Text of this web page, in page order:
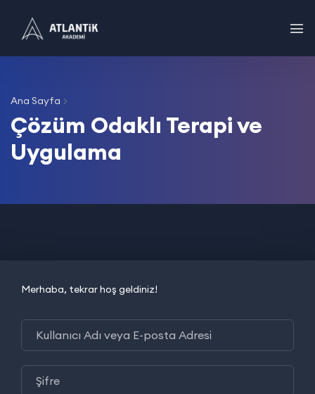
Ana Sayfa
Çözüm Odaklı Terapi ve
Uygulama
Merhaba, tekrar hoş geldiniz!